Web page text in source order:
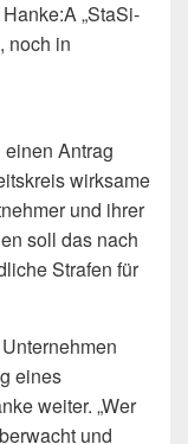
„StaSi-
noch in
Antrag
wirksame
und ihrer
soll das nach
Strafen für
eines
weiter. „Wer
und